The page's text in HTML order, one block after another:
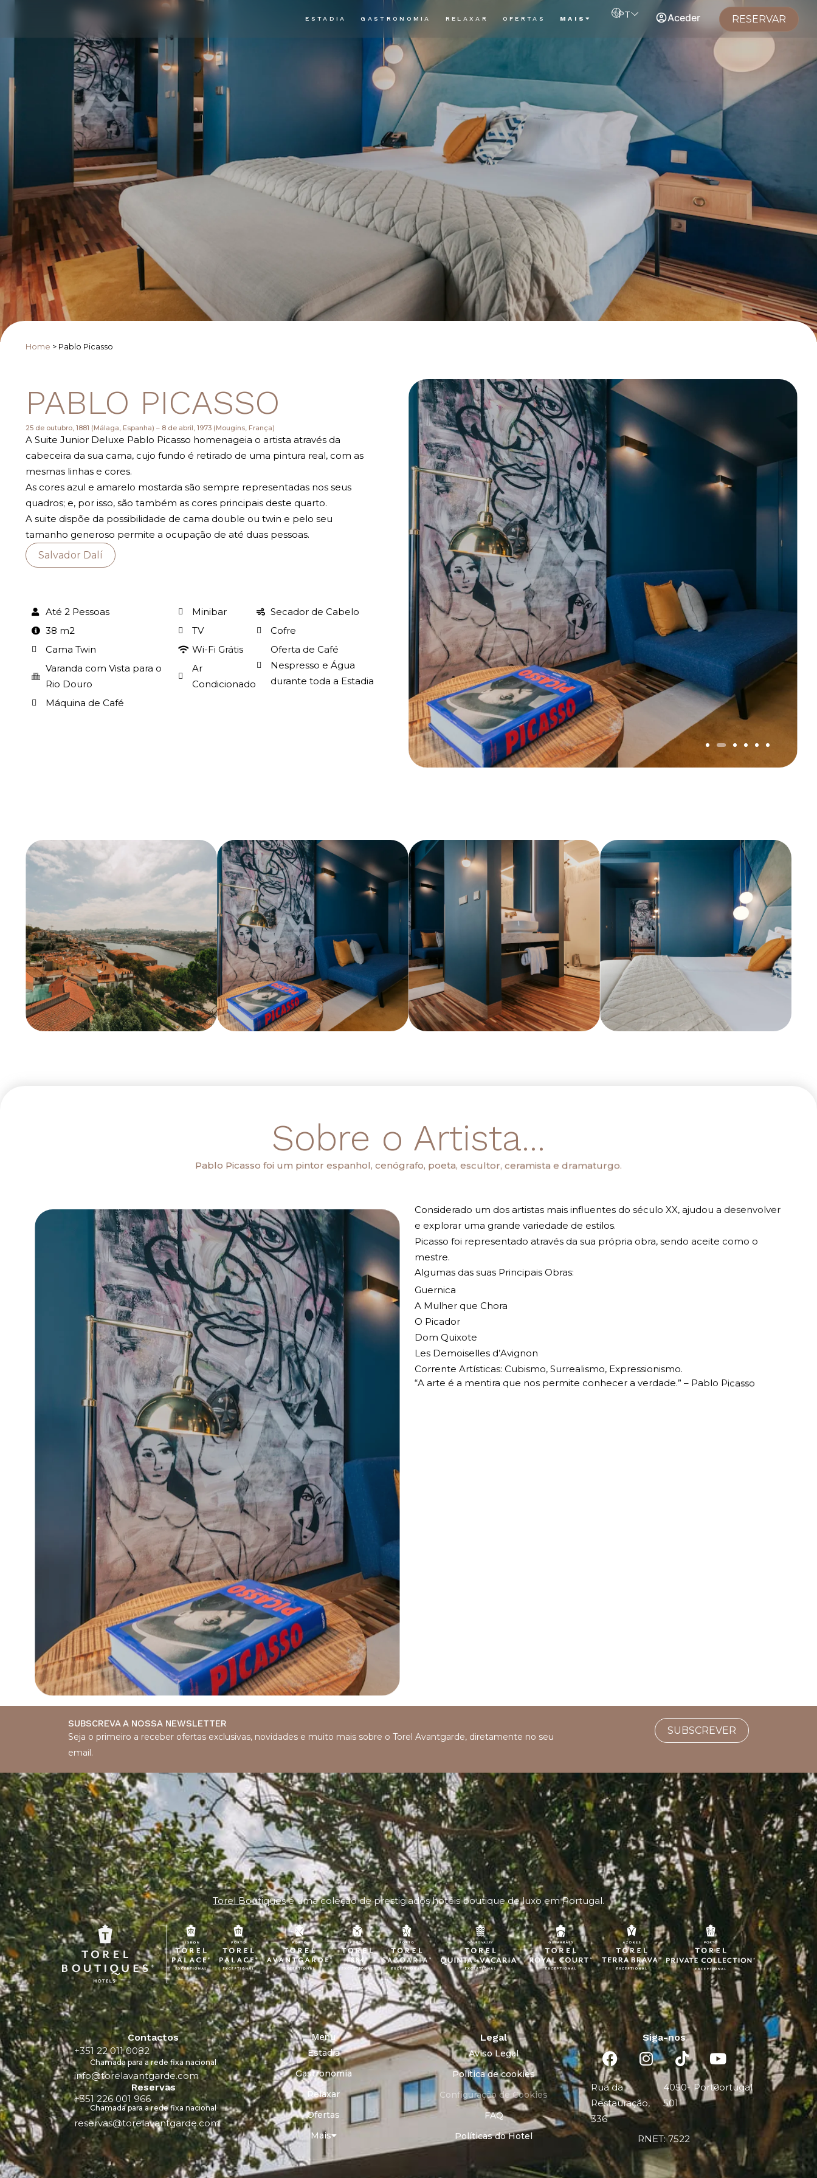
ESTADIA GASTRONOMIA RELAXAR OFERTAS MAIS PT Aceder RESERVAR
Home > Pablo Picasso
PABLO PICASSO
25 de outubro, 1881 (Málaga, Espanha) – 8 de abril, 1973 (Mougins, França)
A Suite Junior Deluxe Pablo Picasso homenageia o artista através da
cabeceira da sua cama, cujo fundo é retirado de uma pintura real, com as
mesmas linhas e cores.
As cores azul e amarelo mostarda são sempre representadas nos seus
quadros; e, por isso, são também as cores principais deste quarto.
A suite dispõe da possibilidade de cama double ou twin e pelo seu
tamanho generoso permite a ocupação de até duas pessoas.
Salvador Dalí
Até 2 Pessoas
38 m2
Cama Twin
Varanda com Vista para o
Rio Douro
Máquina de Café
Minibar
TV
Wi-Fi Grátis
Ar
Condicionado
Secador de Cabelo
Cofre
Oferta de Café
Nespresso e Água
durante toda a Estadia
Sobre o Artista...
Pablo Picasso foi um pintor espanhol, cenógrafo, poeta, escultor, ceramista e dramaturgo.
Considerado um dos artistas mais influentes do século XX, ajudou a desenvolver
e explorar uma grande variedade de estilos.
Picasso foi representado através da sua própria obra, sendo aceite como o
mestre.
Algumas das suas Principais Obras:
Guernica
A Mulher que Chora
O Picador
Dom Quixote
Les Demoiselles d’Avignon
Corrente Artísticas: Cubismo, Surrealismo, Expressionismo.
“A arte é a mentira que nos permite conhecer a verdade.” – Pablo Picasso
SUBSCREVA A NOSSA NEWSLETTER
Seja o primeiro a receber ofertas exclusivas, novidades e muito mais sobre o Torel Avantgarde, diretamente no seu
email.
SUBSCREVER
Torel Boutiquesé uma coleção de prestigiados hotéis boutique de luxo em Portugal.
Contactos
+351 22 011 0082
Chamada para a rede fixa nacional
info@torelavantgarde.com
Reservas
+351 226 001 966
Chamada para a rede fixa nacional
reservas@torelavantgarde.com
Menu
Estadia
Gastronomia
Relaxar
Ofertas
Mais
Legal
Aviso Legal
Política de cookies
Configuração de Cookies
FAQ
Políticas do Hotel
Siga-nos
Rua da
Restauração,
336
4050-
501
PortoPortugal
RNET: 7522